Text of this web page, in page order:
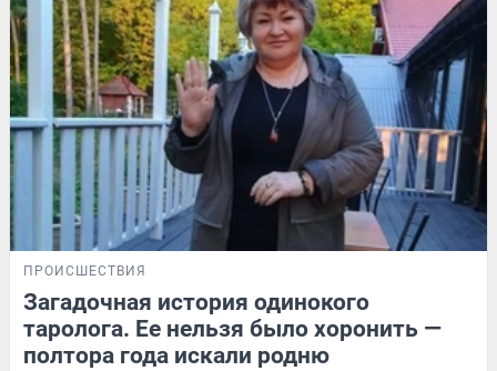
ПРОИСШЕСТВИЯ
Загадочная история одинокого
таролога. Ее нельзя было хоронить —
полтора года искали родню